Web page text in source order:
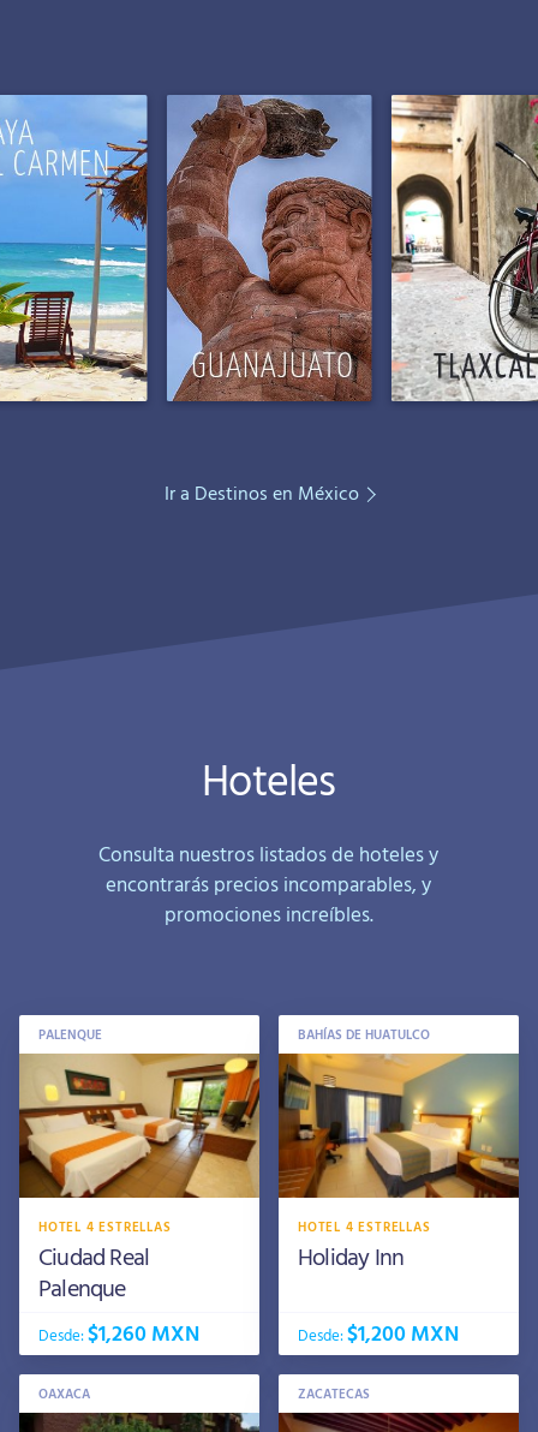
Ir a Destinos en México
Hoteles
Consulta nuestros listados de hoteles y
encontrarás precios incomparables, y
promociones increíbles.
PALENQUE
HOTEL 4 ESTRELLAS
Ciudad Real
Palenque
Desde:$1,260 MXN
BAHÍAS DE HUATULCO
HOTEL 4 ESTRELLAS
Holiday Inn
Desde:$1,200 MXN
OAXACA ZACATECAS